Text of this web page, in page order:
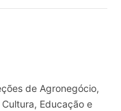
de Agronegócio,
Educação e